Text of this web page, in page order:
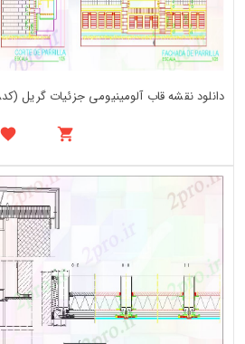
دانلود نقشه قاب آلومینیومی جزئیات گریل (کد58578)